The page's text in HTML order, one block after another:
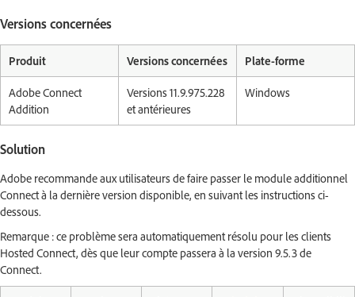
Versions concernées
Produit Versions concernées Plate-forme
Adobe Connect
Addition
Versions 11.9.975.228
et antérieures
Windows
Solution
Adobe recommande aux utilisateurs de faire passer le module additionnel
Connect à la dernière version disponible, en suivant les instructions ci-
dessous.
Remarque : ce problème sera automatiquement résolu pour les clients
Hosted Connect, dès que leur compte passera à la version 9.5.3 de
Connect.